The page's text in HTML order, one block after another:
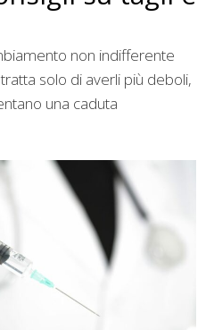
non indifferente
solo di averli più deboli,
una caduta